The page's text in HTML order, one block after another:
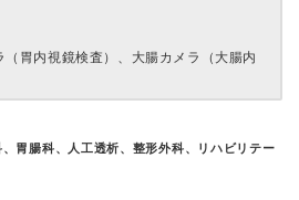
（胃内視鏡検査）、大腸カメラ（大腸内
胃腸科、人工透析、整形外科、リハビリテー